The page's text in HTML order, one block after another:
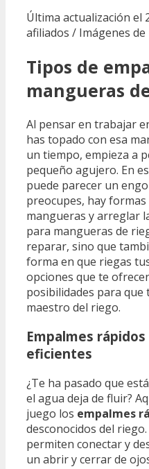
Última actualización el
afiliados / Imágenes de
Tipos de
mangueras
Al pensar en trabajar
has topado con esa
un tiempo, empieza a
pequeño agujero. En
puede parecer un
preocupes, hay
mangueras y arreglar
para mangueras de
reparar, sino que
forma en que riegas
opciones que te
posibilidades para
maestro del riego.
Empalmes
eficientes
¿Te ha pasado que
el agua deja de fluir?
juego los empalmes
desconocidos del
permiten conectar y
un abrir y cerrar de